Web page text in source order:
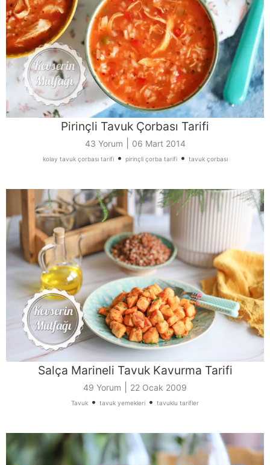
Pirinçli Tavuk Çorbası Tarifi
43 Yorum 06 Mart 2014
kolay tavuk çorbası tarifi• pirinçli çorba tarifi• tavuk çorbası
Salça Marineli Tavuk Kavurma Tarifi
49 Yorum 22 Ocak 2009
Tavuk • tavuk yemekleri • tavuklu tarifler